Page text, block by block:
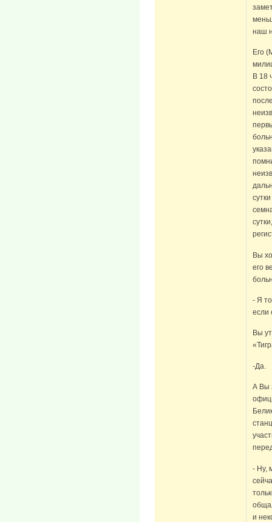
наш
Его
В 18
Вы
его
- Я
если
Вы
-Да.
А Вы
- Ну,
и